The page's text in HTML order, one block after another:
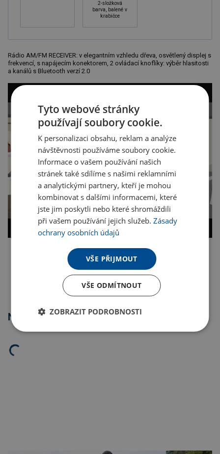
2-složková
barva, balené v
krabičce
Rádio AM/FM RECEIVER: v elegantním vzhledu dřeva, osvětlený displej s
frekvencí, s napájecím konektorem, 2 ovládací knoflíky: výběr hlasitosti
a kanálů s Bluetooth verzí 2.0
Kopírovat odkaz
Nejprodávanější
Tyto webové stránky
používají soubory cookie.
K personalizaci obsahu, reklam a analýze
návštěvnosti používáme soubory cookie.
Informace o vašem používání našich
stránek také sdílíme s našimi reklamními
a analytickými partnery, kteří je mohou
kombinovat s dalšími informacemi, které
jste jim poskytli nebo které shromáždili
při vašem používání jejich služeb.Zásady
ochrany osobních údajů
VŠE PŘIJMOUT
VŠE ODMÍTNOUT
ZOBRAZIT PODROBNOSTI